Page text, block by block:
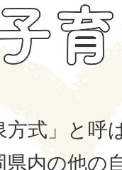
方式」と
県内の他の